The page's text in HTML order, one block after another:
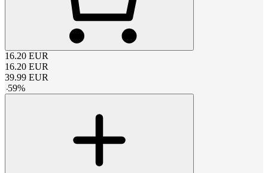
16.20 EUR
16.20 EUR
39.99 EUR
-59%